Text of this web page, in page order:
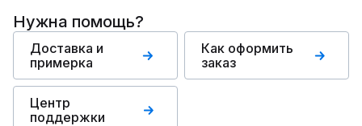
Нужна помощь?
Доставка и
примерка
Как оформить
заказ
Центр
поддержки